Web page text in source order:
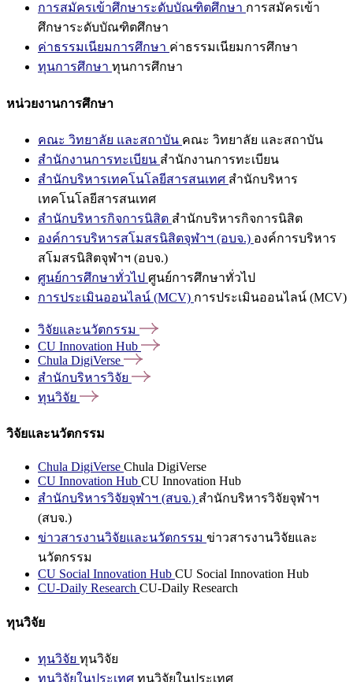
การสมัครเข้าศึกษาระดับบัณฑิตศึกษา การสมัครเข้า
ศึกษาระดับบัณฑิตศึกษา
ค่าธรรมเนียมการศึกษา ค่าธรรมเนียมการศึกษา
ทุนการศึกษา ทุนการศึกษา
หน่วยงานการศึกษา
คณะ วิทยาลัย และสถาบัน คณะ วิทยาลัย และสถาบัน
สำนักงานการทะเบียน สำนักงานการทะเบียน
สำนักบริหารเทคโนโลยีสารสนเทศ สำนักบริหาร
เทคโนโลยีสารสนเทศ
สำนักบริหารกิจการนิสิต สำนักบริหารกิจการนิสิต
องค์การบริหารสโมสรนิสิตจุฬาฯ (อบจ.) องค์การบริหาร
สโมสรนิสิตจุฬาฯ (อบจ.)
ศูนย์การศึกษาทั่วไป ศูนย์การศึกษาทั่วไป
การประเมินออนไลน์ (MCV) การประเมินออนไลน์ (MCV)
วิจัยและนวัตกรรม
CU Innovation Hub
Chula DigiVerse
สำนักบริหารวิจัย
ทุนวิจัย
วิจัยและนวัตกรรม
Chula DigiVerse Chula DigiVerse
CU Innovation Hub CU Innovation Hub
สำนักบริหารวิจัยจุฬาฯ (สบจ.) สำนักบริหารวิจัยจุฬาฯ
(สบจ.)
ข่าวสารงานวิจัยและนวัตกรรม ข่าวสารงานวิจัยและ
นวัตกรรม
CU Social Innovation Hub CU Social Innovation Hub
CU-Daily Research CU-Daily Research
ทุนวิจัย
ทุนวิจัย ทุนวิจัย
ทุนวิจัยในประเทศ ทุนวิจัยในประเทศ